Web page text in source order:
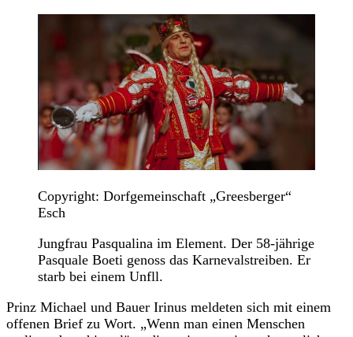
Copyright: Dorfgemeinschaft „Greesberger“
Esch
Jungfrau Pasqualina im Element. Der 58-jährige
Pasquale Boeti genoss das Karnevalstreiben. Er
starb bei einem Unfll.
Prinz Michael und Bauer Irinus meldeten sich mit einem
offenen Brief zu Wort. „Wenn man einen Menschen